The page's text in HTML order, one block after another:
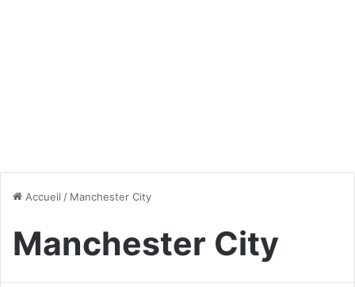
Accueil / Manchester City
Manchester City